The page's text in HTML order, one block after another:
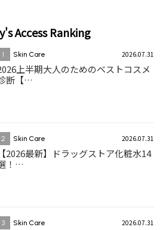
Access Ranking
1 Skin Care 2026.07.31
上半期大人のためのベストコスメ
断【…
2 Skin Care 2026.07.31
【2026最新】ドラッグストア化粧水14
！…
3 Skin Care 2026.07.31